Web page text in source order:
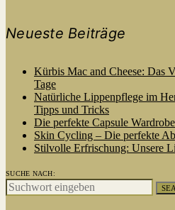
Neueste Beiträge
Kürbis Mac and Cheese: Das
Tage
Natürliche Lippenpflege im
Tipps und Tricks
Die perfekte Capsule
Skin Cycling – Die perfekte
Stilvolle Erfrischung: Unsere
SUCHE NACH: